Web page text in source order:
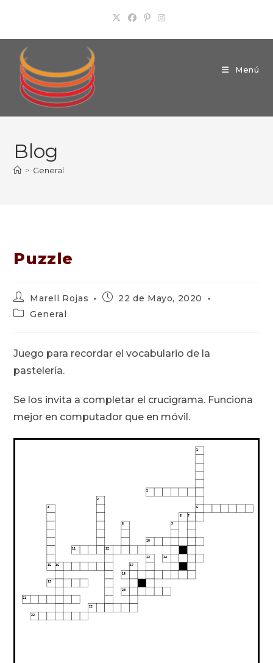
contenido
Menú
Blog
> General
Puzzle
Autor
de
la
Marell Rojas
Publicación
22 de Mayo, 2020
Categoría
entrada:
General
Juego para recordar el vocabulario de la
pastelería.
Se los invita a completar el crucigrama. Funciona
mejor en computador que en móvil.